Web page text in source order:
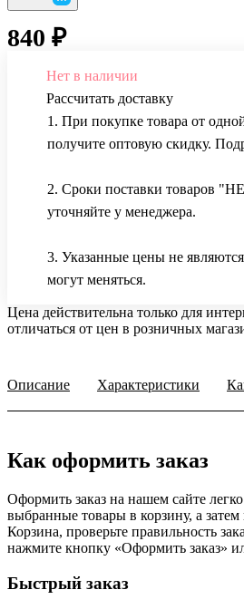
840 ₽
Нет в наличии
Рассчитать доставку
1. При покупке товара от
получите оптовую скидку.
2. Сроки поставки товаров
уточняйте у менеджера.
3. Указанные цены не
могут меняться.
Цена действительна только для
отличаться от цен в розничных
Описание Характеристики
Как оформить заказ
Оформить заказ на нашем сайте
выбранные товары в корзину, а
Корзина, проверьте правильность
нажмите кнопку «Оформить заказ»
Быстрый заказ